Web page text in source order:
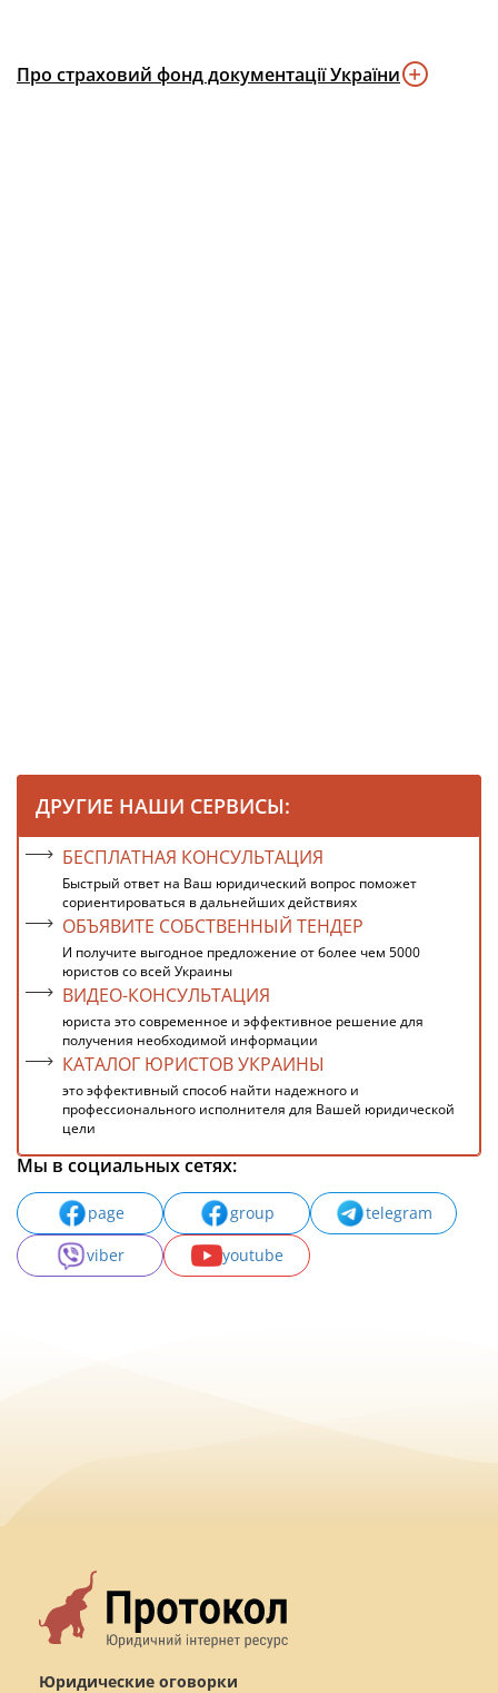
Про страховий фонд документації України
ДРУГИЕ НАШИ СЕРВИСЫ:
БЕСПЛАТНАЯ КОНСУЛЬТАЦИЯ
Быстрый ответ на Ваш юридический вопрос поможет
сориентироваться в дальнейших действиях
ОБЪЯВИТЕ СОБСТВЕННЫЙ ТЕНДЕР
И получите выгодное предложение от более чем 5000
юристов со всей Украины
ВИДЕО-КОНСУЛЬТАЦИЯ
юриста это современное и эффективное решение для
получения необходимой информации
КАТАЛОГ ЮРИСТОВ УКРАИНЫ
это эффективный способ найти надежного и
профессионального исполнителя для Вашей юридической
цели
Мы в социальных сетях:
page group
telegram
viber
youtube
Юридические оговорки